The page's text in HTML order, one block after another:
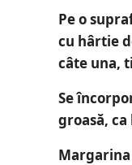
Pe o
cu hârtie
câte una,
Se
groasă, ca
Margarina